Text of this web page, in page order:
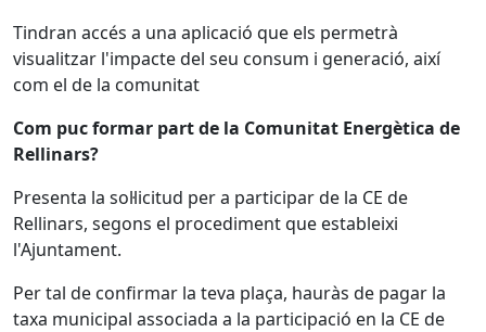
Tindran accés a una aplicació que els permetrà
visualitzar l'impacte del seu consum i generació, així
com el de la comunitat
Com puc formar part de la Comunitat Energètica de
Rellinars?
Presenta la sol·licitud per a participar de la CE de
Rellinars, segons el procediment que estableixi
l'Ajuntament.
Per tal de confirmar la teva plaça, hauràs de pagar la
taxa municipal associada a la participació en la CE de